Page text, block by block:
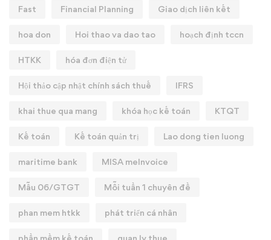
Fast Financial Planning Giao dịch liên kết
hoa don Hoi thao va dao tao hoạch định tccn
HTKK hóa đơn điện tử
Hội thảo cập nhật chính sách thuế IFRS
khai thue qua mang khóa học kế toán KTQT
Kế toán Kế toán quản trị Lao dong tien luong
maritime bank MISA meInvoice
Mẫu 06/GTGT Mỗi tuần 1 chuyên đề
phan mem htkk phát triển cá nhân
phần mềm kế toán quan ly thue